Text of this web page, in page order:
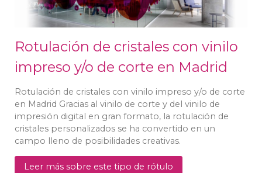
Rotulación de cristales con vinilo
impreso y/o de corte en Madrid
Rotulación de cristales con vinilo impreso y/o de corte
en Madrid Gracias al vinilo de corte y del vinilo de
impresión digital en gran formato, la rotulación de
cristales personalizados se ha convertido en un
campo lleno de posibilidades creativas.
Leer más sobre este tipo de rótulo